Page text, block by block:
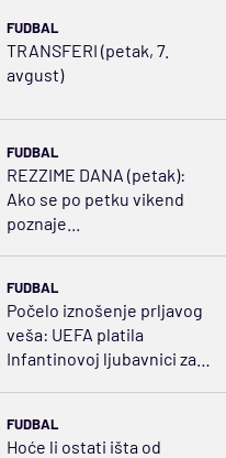
FUDBAL
TRANSFERI (petak, 7.
avgust)
FUDBAL
REZZIME DANA (petak):
Ako se po petku vikend
poznaje...
FUDBAL
Počelo iznošenje prljavog
veša: UEFA platila
Infantinovoj ljubavnici za
FUDBAL
Hoće li ostati išta od